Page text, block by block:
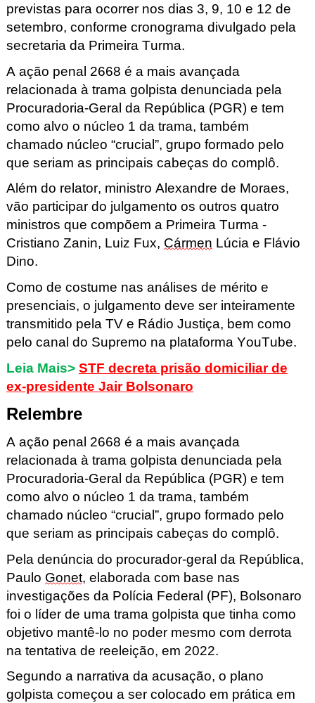
previstas para ocorrer nos dias 3, 9, 10 e 12 de
setembro, conforme cronograma divulgado pela
secretaria da Primeira Turma.
A ação penal 2668 é a mais avançada
relacionada à trama golpista denunciada pela
Procuradoria-Geral da República (PGR) e tem
como alvo o núcleo 1 da trama, também
chamado núcleo “crucial”, grupo formado pelo
que seriam as principais cabeças do complô.
Além do relator, ministro Alexandre de Moraes,
vão participar do julgamento os outros quatro
ministros que compõem a Primeira Turma -
Cristiano Zanin, Luiz Fux, Cármen Lúcia e Flávio
Dino.
Como de costume nas análises de mérito e
presenciais, o julgamento deve ser inteiramente
transmitido pela TV e Rádio Justiça, bem como
pelo canal do Supremo na plataforma YouTube.
Leia Mais> STF decreta prisão domiciliar de
ex-presidente Jair Bolsonaro
Relembre
A ação penal 2668 é a mais avançada
relacionada à trama golpista denunciada pela
Procuradoria-Geral da República (PGR)e tem
como alvo o núcleo 1 da trama, também
chamado núcleo “crucial”, grupo formado pelo
que seriam as principais cabeças do complô.
Pela denúncia do procurador-geral da República,
Paulo Gonet, elaborada com base nas
investigações da Polícia Federal (PF), Bolsonaro
foi o líder de uma trama golpista que tinha como
objetivo mantê-lo no poder mesmo com derrota
na tentativa de reeleição, em 2022.
Segundo a narrativa da acusação, o plano
golpista começou a ser colocado em prática em